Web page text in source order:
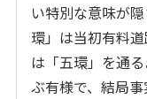
い特別な意味が
環」は当初有料
は「五環」を通
ぶ有様で、結局